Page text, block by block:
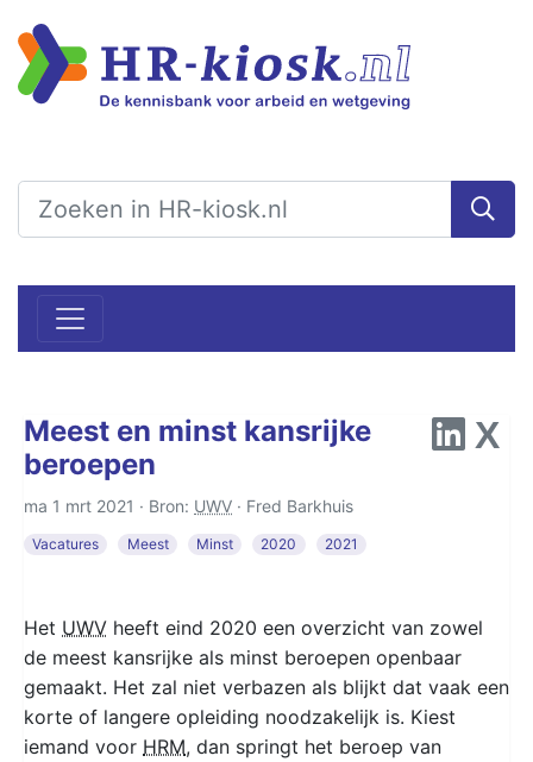
Meest en minst kansrijke
beroepen
ma 1 mrt 2021 · Bron: UWV · Fred Barkhuis
Vacatures Meest Minst 2020 2021
Het UWV heeft eind 2020 een overzicht van zowel
de meest kansrijke als minst beroepen openbaar
gemaakt. Het zal niet verbazen als blijkt dat vaak een
korte of langere opleiding noodzakelijk is. Kiest
iemand voor HRM, dan springt het beroep van